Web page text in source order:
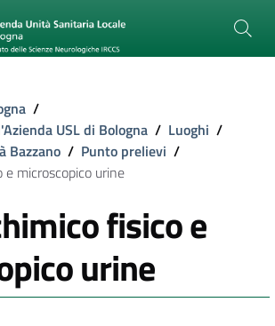
/
USL di Bologna / Luoghi /
Bazzano / Punto prelievi /
e microscopico urine
fisico e
urine